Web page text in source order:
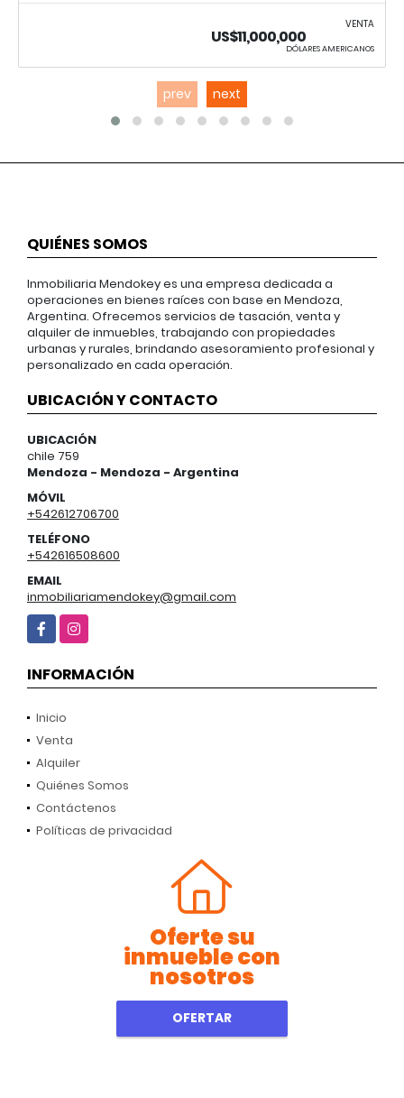
VENTA
US$11,000,000
DÓLARES AMERICANOS
prev next
QUIÉNES SOMOS
Inmobiliaria Mendokey es una empresa dedicada a
operaciones en bienes raíces con base en Mendoza,
Argentina. Ofrecemos servicios de tasación, venta y
alquiler de inmuebles, trabajando con propiedades
urbanas y rurales, brindando asesoramiento profesional y
personalizado en cada operación.
UBICACIÓN Y CONTACTO
UBICACIÓN
chile 759
Mendoza - Mendoza - Argentina
MÓVIL
+542612706700
TELÉFONO
+542616508600
EMAIL
inmobiliariamendokey@gmail.com
FacebookInstagram
INFORMACIÓN
Inicio
Venta
Alquiler
Quiénes Somos
Contáctenos
Políticas de privacidad
Oferte su
inmueble con
nosotros
OFERTAR